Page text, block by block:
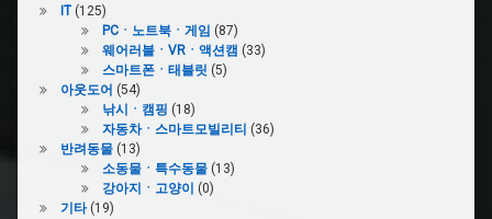
도
게
워
#
IT(125)
PCㆍ노트북ㆍ게임 (87)
웨어러블ㆍVRㆍ액션캠 (33)
스마트폰ㆍ태블릿 (5)
아웃도어 (54)
낚시ㆍ캠핑 (18)
자동차ㆍ스마트모빌리티 (36)
반려동물(13)
소동물ㆍ특수동물(13)
강아지ㆍ고양이
(0)
기타(19)